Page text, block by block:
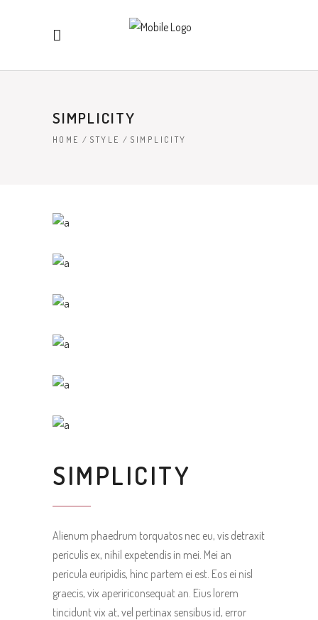
SIMPLICITY
HOME / STYLE / SIMPLICITY
SIMPLICITY
Alienum phaedrum torquatos nec eu, vis detraxit
periculis ex, nihil expetendis in mei. Mei an
pericula euripidis, hinc partem ei est. Eos ei nisl
graecis, vix apeririconsequat an. Eius lorem
tincidunt vix at, vel pertinax sensibus id, error